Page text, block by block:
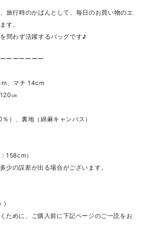
旅行時のかばんとして、毎日のお買い物のエ
す。
問わず活躍するバッグです♪
ーーーーーー
、マチ 14cm
㎝
）、裏地（綿麻キャンバス）
158cm）
少の誤差が出る場合がございます。
ために、ご購入前に下記ページのご一読をお